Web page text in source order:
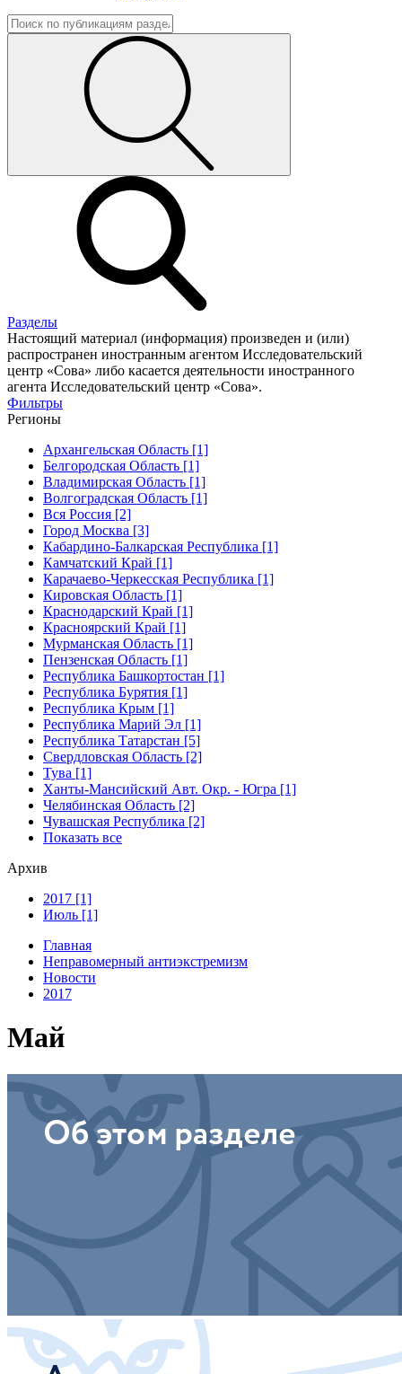
Разделы
Настоящий материал (информация) произведен и (или)
распространен иностранным агентом Исследовательский
центр «Сова» либо касается деятельности иностранного
агента Исследовательский центр «Сова».
Фильтры
Регионы
Архангельская Область [1]
Белгородская Область [1]
Владимирская Область [1]
Волгоградская Область [1]
Вся Россия [2]
Город Москва [3]
Кабардино-Балкарская Республика [1]
Камчатский Край [1]
Карачаево-Черкесская Республика [1]
Кировская Область [1]
Краснодарский Край [1]
Красноярский Край [1]
Мурманская Область [1]
Пензенская Область [1]
Республика Башкортостан [1]
Республика Бурятия [1]
Республика Крым [1]
Республика Марий Эл [1]
Республика Татарстан [5]
Свердловская Область [2]
Тува [1]
Ханты-Мансийский Авт. Окр. - Югра [1]
Челябинская Область [2]
Чувашская Республика [2]
Показать все
Архив
2017 [1]
Июль [1]
Главная
Неправомерный антиэкстремизм
Новости
2017
Май